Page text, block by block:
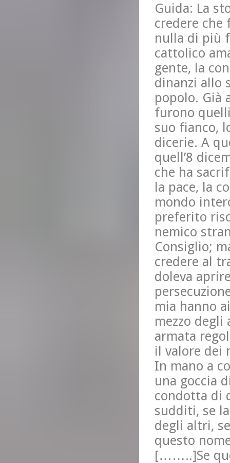
Guida: La
credere che
nulla di più
cattolico
gente, la
dinanzi allo
popolo. Già
furono
suo fianco,
dicerie. A
quell’8
che ha
la pace, la
mondo
preferito
nemico
Consiglio;
credere al
doleva
mia hanno
mezzo
armata
il valore dei
In mano a
una goccia
condotta di
sudditi, se
degli altri,
questo
[……..]Se